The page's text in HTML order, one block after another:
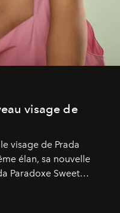
visage de
visage de Prada
élan, sa nouvelle
Paradoxe Sweet